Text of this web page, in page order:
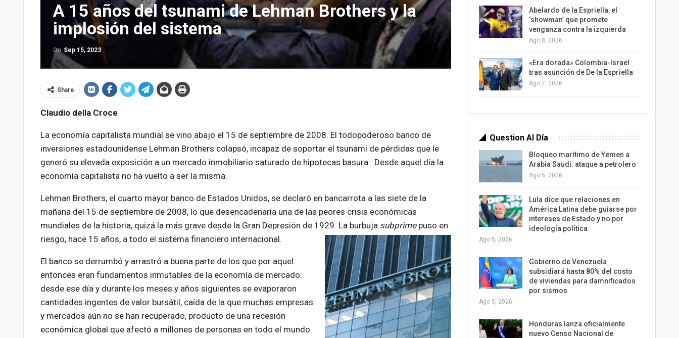
A 15 años del tsunami de Lehman Brothers y la
implosión del sistema
On Sep 15, 2023
Share
Claudio della Croce
La economía capitalista mundial se vino abajo el 15 de septiembre de 2008. El todopoderoso banco de
inversiones estadounidense Lehman Brothers colapsó, incapaz de soportar el tsunami de pérdidas que le
generó su elevada exposición a un mercado inmobiliario saturado de hipotecas basura. Desde aquel día la
economía capitalista no ha vuelto a ser la misma.
Lehman Brothers, el cuarto mayor banco de Estados Unidos, se declaró en bancarrota a las siete de la
mañana del 15 de septiembre de 2008, lo que desencadenaría una de las peores crisis económicas
mundiales de la historia, quizá la más grave desde la Gran Depresión de 1929. La burbuja subprimepuso en
riesgo, hace 15 años, a todo el sistema financiero internacional.
El banco se derrumbó y arrastró a buena parte de los que por aquel
entonces eran fundamentos inmutables de la economía de mercado:
desde ese día y durante los meses y años siguientes se evaporaron
cantidades ingentes de valor bursátil, caída de la que muchas empresas
y mercados aún no se han recuperado, producto de una recesión
económica global que afectó a millones de personas en todo el mundo.
Abelardo de la Espriella, el
‘showman’ que promete
venganza contra la izquierda
Ago 8, 2026
«Era dorada» Colombia-Israel
tras asunción de De la Espriella
Ago 7, 2026
Question Al Día
Bloqueo marítimo de Yemen a
Arabia Saudí: ataque a petrolero
Ago 5, 2026
Lula dice que relaciones en
América Latina debe guiarse por
intereses de Estado y no por
ideología política
Ago 5, 2026
Gobierno de Venezuela
subsidiará hasta 80% del costo
de viviendas para damnificados
por sismos
Ago 5, 2026
Honduras lanza oficialmente
nuevo Censo Nacional de